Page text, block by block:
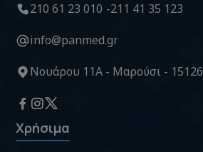
210 61 23 010 211 41 35 123
info@panmed.gr
Νουάρου 11Α - Μαρούσι - 15126
Χρήσιμα